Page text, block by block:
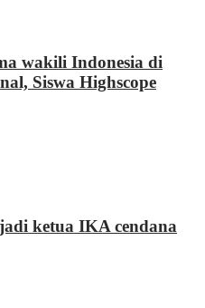
wakili Indonesia di
Siswa Highscope
ketua IKA cendana